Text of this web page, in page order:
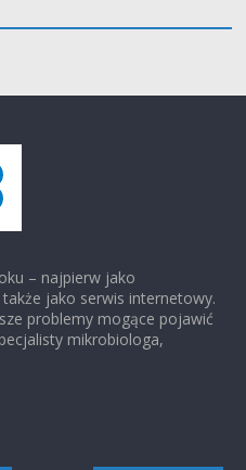
– najpierw jako
jako serwis internetowy.
problemy mogące pojawić
mikrobiologa,